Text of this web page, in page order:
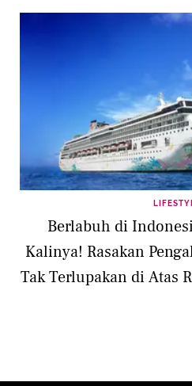
Berlabuh di
Kalinya! Rasakan
Tak Terlupakan di Atas